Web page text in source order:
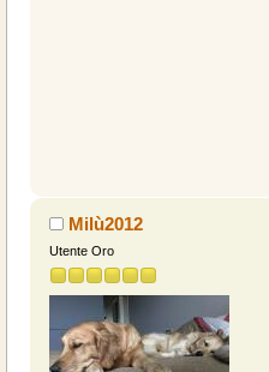
Milù2012
Utente Oro